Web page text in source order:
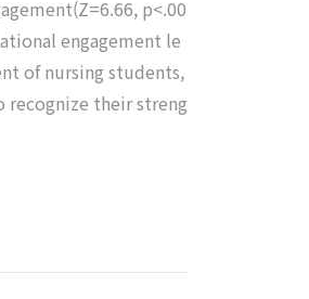
p<.00
engagement le
of nursing students,
recognize their streng